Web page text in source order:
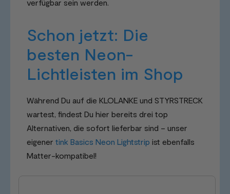
verfügbar sein werden.
Schon jetzt: Die
besten Neon-
Lichtleisten im Shop
Während Du auf die KLOLANKE und STYRSTRECK
wartest, findest Du hier bereits drei top
Alternativen, die sofort lieferbar sind – unser
eigener tink Basics Neon Lightstrip ist ebenfalls
Matter-kompatibel!